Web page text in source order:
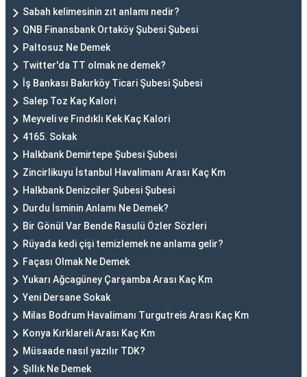
Sabah kelimesinin zıt anlamı nedir?
QNB Finansbank Ortaköy Şubesi Şubesi
Paltosuz Ne Demek
Twitter'da TT olmak ne demek?
İş Bankası Bakırköy Ticari Şubesi Şubesi
Salep Toz Kaç Kalori
Meyveli ve Fındıklı Kek Kaç Kalori
4165. Sokak
Halkbank Demirtepe Şubesi Şubesi
Zincirlikuyu İstanbul Havalimanı Arası Kaç Km
Halkbank Denizciler Şubesi Şubesi
Durdu İsminin Anlamı Ne Demek?
Bir Gönül Var Bende Rasulü Özler Sözleri
Rüyada kedi çişi temizlemek ne anlama gelir?
Façası Olmak Ne Demek
Yukarı Ağcagüney Çarşamba Arası Kaç Km
Yeni Dersane Sokak
Milas Bodrum Havalimanı Turgutreis Arası Kaç Km
Konya Kırklareli Arası Kaç Km
Müsaade nasıl yazılır TDK?
Şıllık Ne Demek